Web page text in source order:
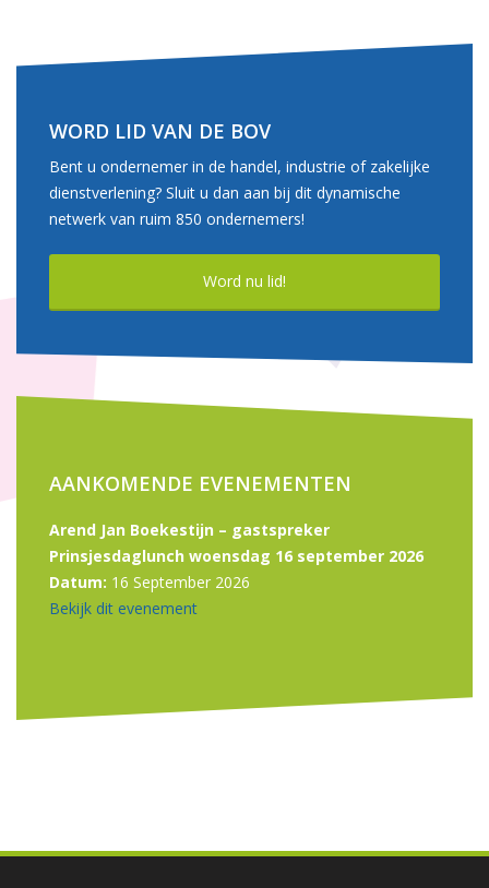
WORD LID VAN DE BOV
Bent u ondernemer in de handel, industrie of zakelijke
dienstverlening? Sluit u dan aan bij dit dynamische
netwerk van ruim 850 ondernemers!
Word nu lid!
AANKOMENDE EVENEMENTEN
Arend Jan Boekestijn – gastspreker
Prinsjesdaglunch woensdag 16 september 2026
Datum: 16 September 2026
Bekijk dit evenement